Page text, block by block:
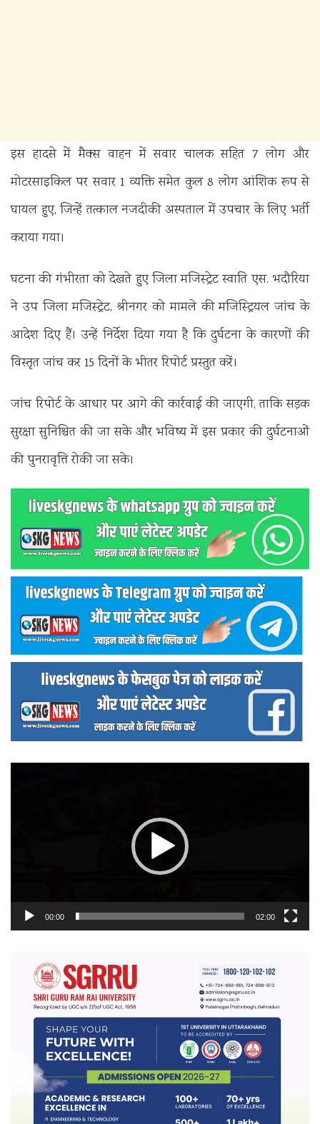
इस हादसे में मैक्स वाहन में सवार चालक सहित 7 लोग और
मोटरसाइकिल पर सवार 1 व्यक्ति समेत कुल 8 लोग आंशिक रूप से
घायल हुए, जिन्हें तत्काल नजदीकी अस्पताल में उपचार के लिए भर्ती
कराया गया।
घटना की गंभीरता को देखते हुए जिला मजिस्ट्रेट स्वाति एस. भदौरिया
ने उप जिला मजिस्ट्रेट, श्रीनगर को मामले की मजिस्ट्रियल जांच के
आदेश दिए हैं। उन्हें निर्देश दिया गया है कि दुर्घटना के कारणों की
विस्तृत जांच कर 15 दिनों के भीतर रिपोर्ट प्रस्तुत करें।
जांच रिपोर्ट के आधार पर आगे की कार्रवाई की जाएगी, ताकि सड़क
सुरक्षा सुनिश्चित की जा सके और भविष्य में इस प्रकार की दुर्घटनाओं
की पुनरावृत्ति रोकी जा सके।
00:00 02:00